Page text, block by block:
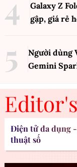
Galaxy Z
gập, giá rẻ
Người dùng
Gemini
Editor's
Điện tử đa dụng
thuật số